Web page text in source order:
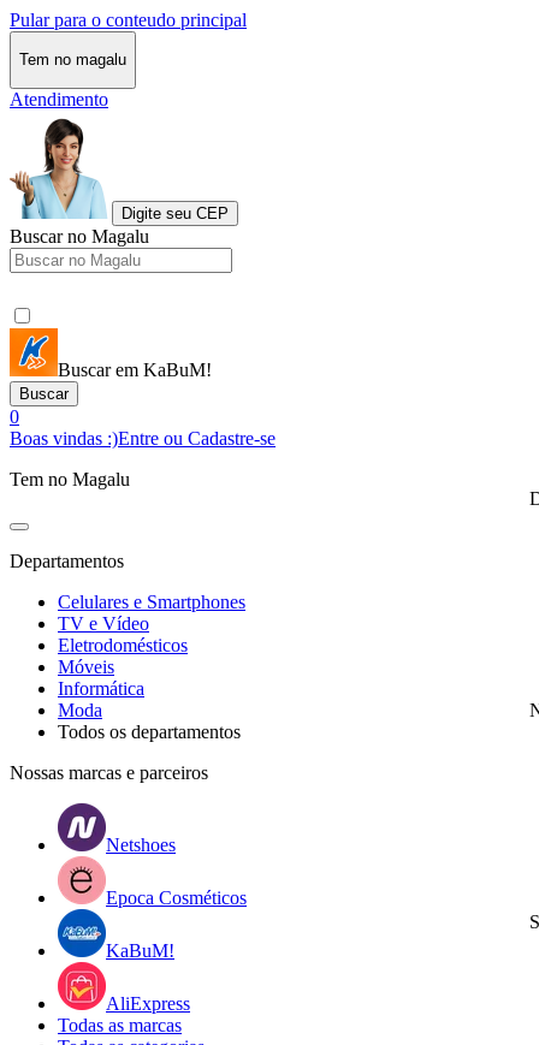
Pular para o conteudo principal
Tem no magalu
Atendimento
Digite seu CEP
Buscar no Magalu
Buscar em KaBuM!
Buscar
0
Boas vindas :)Entre ou Cadastre-se
Tem no Magalu
Departamentos
Celulares e Smartphones
TV e Vídeo
Eletrodomésticos
Móveis
Informática
Moda
Todos os departamentos
Nossas marcas e parceiros
Netshoes
Epoca Cosméticos
KaBuM!
AliExpress
Todas as marcas